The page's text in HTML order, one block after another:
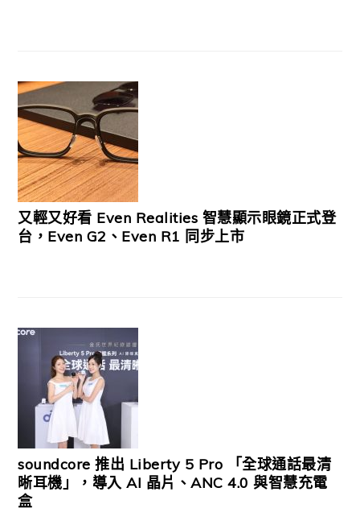
又輕又好看 Even Realities 智慧顯示眼鏡正式登
台，Even G2、Even R1 同步上市
soundcore 推出 Liberty 5 Pro 「全球通話最清
晰耳機」，導入 AI 晶片、ANC 4.0 與智慧充電
盒